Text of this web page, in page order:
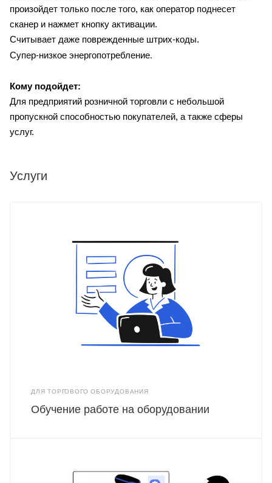
произойдет только после того, как оператор поднесет
сканер и нажмет кнопку активации.
Считывает даже поврежденные штрих-коды.
Супер-низкое энергопотребление.
Кому подойдет:
Для предприятий розничной торговли с небольшой
пропускной способностью покупателей, а также сферы
услуг.
Услуги
ДЛЯ ТОРГОВОГО ОБОРУДОВАНИЯ
Обучение работе на оборудовании